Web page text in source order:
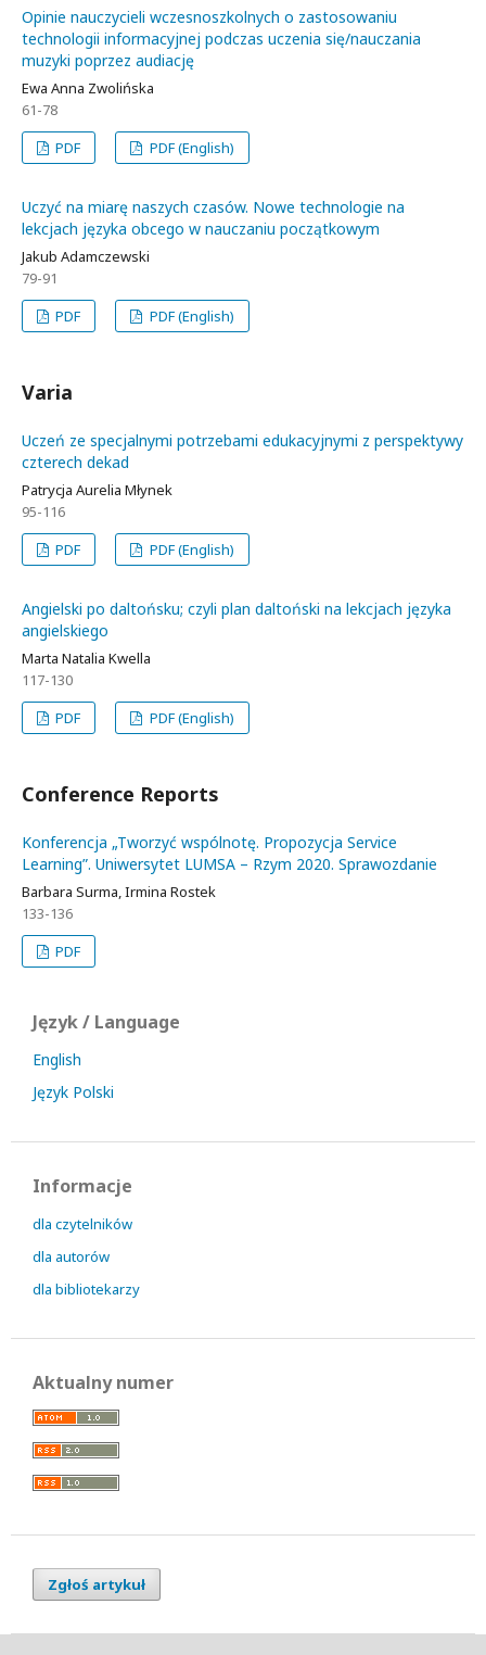
Opinie nauczycieli wczesnoszkolnych o zastosowaniu
technologii informacyjnej podczas uczenia się/nauczania
muzyki poprzez audiację
Ewa Anna Zwolińska
61-78
PDF
PDF (English)
Uczyć na miarę naszych czasów. Nowe technologie na
lekcjach języka obcego w nauczaniu początkowym
Jakub Adamczewski
79-91
PDF
PDF (English)
Varia
Uczeń ze specjalnymi potrzebami edukacyjnymi z perspektywy
czterech dekad
Patrycja Aurelia Młynek
95-116
PDF
PDF (English)
Angielski po daltońsku; czyli plan daltoński na lekcjach języka
angielskiego
Marta Natalia Kwella
117-130
PDF
PDF (English)
Conference Reports
Konferencja „Tworzyć wspólnotę. Propozycja Service
Learning”. Uniwersytet LUMSA – Rzym 2020. Sprawozdanie
Barbara Surma, Irmina Rostek
133-136
PDF
Język / Language
English
Język Polski
Informacje
dla czytelników
dla autorów
dla bibliotekarzy
Aktualny numer
Zgłoś artykuł